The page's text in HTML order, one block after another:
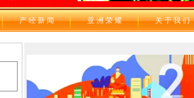
产 经 新 闻 亚 洲 荣 耀 关 于 我 们